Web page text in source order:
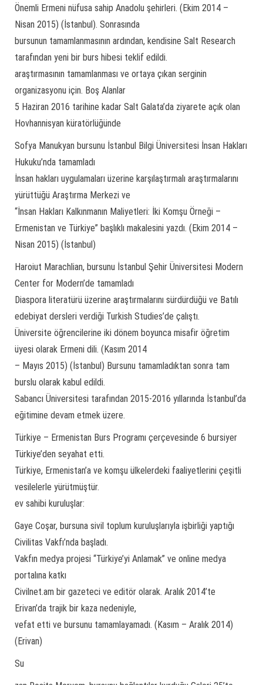
Önemli Ermeni nüfusa sahip Anadolu şehirleri. (Ekim 2014 –
Nisan 2015) (İstanbul). Sonrasında
bursunun tamamlanmasının ardından, kendisine Salt Research
tarafından yeni bir burs hibesi teklif edildi.
araştırmasının tamamlanması ve ortaya çıkan serginin
organizasyonu için. Boş Alanlar
5 Haziran 2016 tarihine kadar Salt Galata’da ziyarete açık olan
Hovhannisyan küratörlüğünde
Sofya Manukyan bursunu İstanbul Bilgi Üniversitesi İnsan Hakları
Hukuku’nda tamamladı
İnsan hakları uygulamaları üzerine karşılaştırmalı araştırmalarını
yürüttüğü Araştırma Merkezi ve
“İnsan Hakları Kalkınmanın Maliyetleri: İki Komşu Örneği –
Ermenistan ve Türkiye” başlıklı makalesini yazdı. (Ekim 2014 –
Nisan 2015) (İstanbul)
Haroiut Marachlian, bursunu İstanbul Şehir Üniversitesi Modern
Center for Modern’de tamamladı
Diaspora literatürü üzerine araştırmalarını sürdürdüğü ve Batılı
edebiyat dersleri verdiği Turkish Studies’de çalıştı.
Üniversite öğrencilerine iki dönem boyunca misafir öğretim
üyesi olarak Ermeni dili. (Kasım 2014
– Mayıs 2015) (İstanbul) Bursunu tamamladıktan sonra tam
burslu olarak kabul edildi.
Sabancı Üniversitesi tarafından 2015-2016 yıllarında İstanbul’da
eğitimine devam etmek üzere.
Türkiye – Ermenistan Burs Programı çerçevesinde 6 bursiyer
Türkiye’den seyahat etti.
Türkiye, Ermenistan’a ve komşu ülkelerdeki faaliyetlerini çeşitli
vesilelerle yürütmüştür.
ev sahibi kuruluşlar:
Gaye Coşar, bursuna sivil toplum kuruluşlarıyla işbirliği yaptığı
Civilitas Vakfı’nda başladı.
Vakfın medya projesi “Türkiye’yi Anlamak” ve online medya
portalına katkı
Civilnet.am bir gazeteci ve editör olarak. Aralık 2014’te
Erivan’da trajik bir kaza nedeniyle,
vefat etti ve bursunu tamamlayamadı. (Kasım – Aralık 2014)
(Erivan)
Su